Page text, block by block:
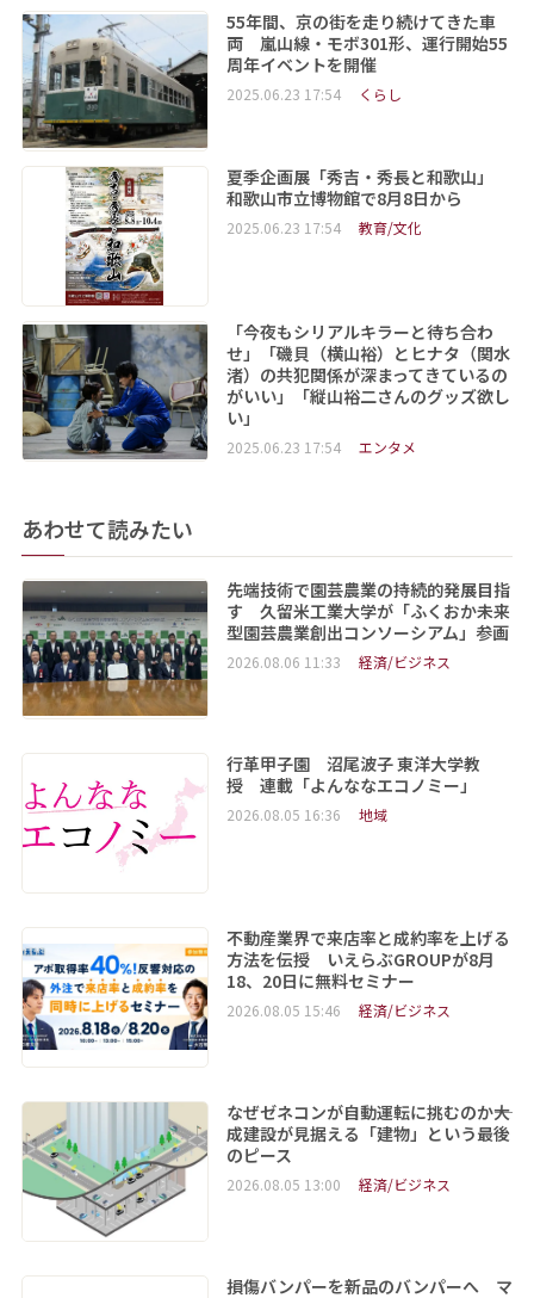
55年間、京の街を走り続けてきた車
両 嵐山線・モボ301形、運行開始55
周年イベントを開催
2025.06.23 17:54 くらし
夏季企画展「秀吉・秀長と和歌山」
和歌山市立博物館で8月8日から
2025.06.23 17:54 教育/文化
「今夜もシリアルキラーと待ち合わ
せ」「磯貝（横山裕）とヒナタ（関水
渚）の共犯関係が深まってきているの
がいい」「縦山裕二さんのグッズ欲し
い」
2025.06.23 17:54 エンタメ
あわせて読みたい
先端技術で園芸農業の持続的発展目指
す 久留米工業大学が「ふくおか未来
型園芸農業創出コンソーシアム」参画
2026.08.06 11:33 経済/ビジネス
行革甲子園 沼尾波子 東洋大学教
授 連載「よんななエコノミー」
2026.08.05 16:36 地域
不動産業界で来店率と成約率を上げる
方法を伝授 いえらぶGROUPが8月
18、20日に無料セミナー
2026.08.05 15:46 経済/ビジネス
なぜゼネコンが自動運転に挑むのか――大
成建設が見据える「建物」という最後
のピース
2026.08.05 13:00 経済/ビジネス
損傷バンパーを新品のバンパーへ マ